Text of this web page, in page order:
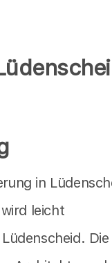
in
leicht
Die